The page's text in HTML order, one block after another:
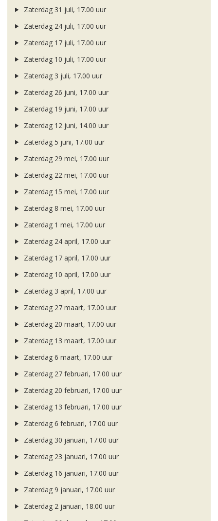
Zaterdag 31 juli, 17.00 uur
Zaterdag 24 juli, 17.00 uur
Zaterdag 17 juli, 17.00 uur
Zaterdag 10 juli, 17.00 uur
Zaterdag 3 juli, 17.00 uur
Zaterdag 26 juni, 17.00 uur
Zaterdag 19 juni, 17.00 uur
Zaterdag 12 juni, 14.00 uur
Zaterdag 5 juni, 17.00 uur
Zaterdag 29 mei, 17.00 uur
Zaterdag 22 mei, 17.00 uur
Zaterdag 15 mei, 17.00 uur
Zaterdag 8 mei, 17.00 uur
Zaterdag 1 mei, 17.00 uur
Zaterdag 24 april, 17.00 uur
Zaterdag 17 april, 17.00 uur
Zaterdag 10 april, 17.00 uur
Zaterdag 3 april, 17.00 uur
Zaterdag 27 maart, 17.00 uur
Zaterdag 20 maart, 17.00 uur
Zaterdag 13 maart, 17.00 uur
Zaterdag 6 maart, 17.00 uur
Zaterdag 27 februari, 17.00 uur
Zaterdag 20 februari, 17.00 uur
Zaterdag 13 februari, 17.00 uur
Zaterdag 6 februari, 17.00 uur
Zaterdag 30 januari, 17.00 uur
Zaterdag 23 januari, 17.00 uur
Zaterdag 16 januari, 17.00 uur
Zaterdag 9 januari, 17.00 uur
Zaterdag 2 januari, 18.00 uur